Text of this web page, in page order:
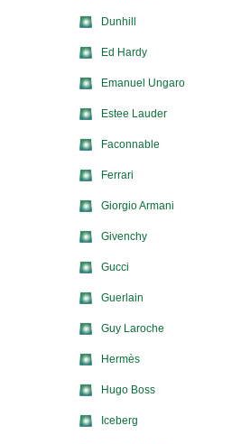
Dunhill
Ed Hardy
Emanuel Ungaro
Estee Lauder
Faconnable
Ferrari
Giorgio Armani
Givenchy
Gucci
Guerlain
Guy Laroche
Hermès
Hugo Boss
Iceberg